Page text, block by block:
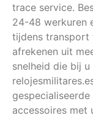
trace service.
24-48 werkuren
tijdens transport
afrekenen uit
snelheid die bij
accessoires met